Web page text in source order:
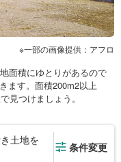
一部の画像提供：アフロ
面積にゆとりがあるので
ます。面積200m2以上
見つけましょう。
土地を
条件変更